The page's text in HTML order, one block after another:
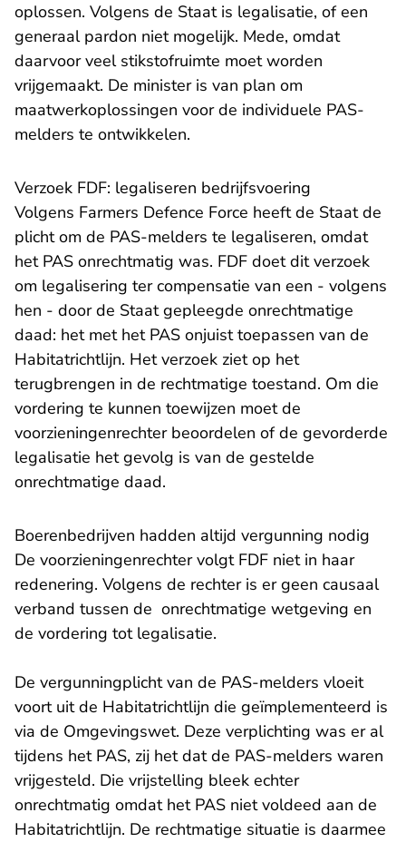
oplossen. Volgens de Staat is legalisatie, of een
generaal pardon niet mogelijk. Mede, omdat
daarvoor veel stikstofruimte moet worden
vrijgemaakt. De minister is van plan om
maatwerkoplossingen voor de individuele PAS-
melders te ontwikkelen.
Verzoek FDF: legaliseren bedrijfsvoering
Volgens Farmers Defence Force heeft de Staat de
plicht om de PAS-melders te legaliseren, omdat
het PAS onrechtmatig was. FDF doet dit verzoek
om legalisering ter compensatie van een - volgens
hen - door de Staat gepleegde onrechtmatige
daad: het met het PAS onjuist toepassen van de
Habitatrichtlijn. Het verzoek ziet op het
terugbrengen in de rechtmatige toestand. Om die
vordering te kunnen toewijzen moet de
voorzieningenrechter beoordelen of de gevorderde
legalisatie het gevolg is van de gestelde
onrechtmatige daad.
Boerenbedrijven hadden altijd vergunning nodig
De voorzieningenrechter volgt FDF niet in haar
redenering. Volgens de rechter is er geen causaal
verband tussen de onrechtmatige wetgeving en
de vordering tot legalisatie.
De vergunningplicht van de PAS-melders vloeit
voort uit de Habitatrichtlijn die geïmplementeerd is
via de Omgevingswet. Deze verplichting was er al
tijdens het PAS, zij het dat de PAS-melders waren
vrijgesteld. Die vrijstelling bleek echter
onrechtmatig omdat het PAS niet voldeed aan de
Habitatrichtlijn. De rechtmatige situatie is daarmee